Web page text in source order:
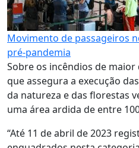
Movimento de passageiros
pré-pandemia
Sobre os incêndios de
que assegura a execução
da natureza e das florestas
uma área ardida de entre
“Até 11 de abril de 2023